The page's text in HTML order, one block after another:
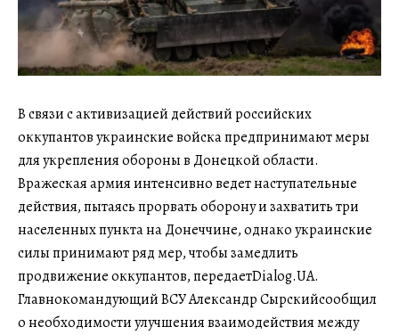
В связи с активизацией действий российских
оккупантов украинские войска предпринимают меры
для укрепления обороны в Донецкой области.
Вражеская армия интенсивно ведет наступательные
действия, пытаясь прорвать оборону и захватить три
населенных пункта на Донеччине, однако украинские
силы принимают ряд мер, чтобы замедлить
продвижение оккупантов, передаетDialog.UA.
Главнокомандующий ВСУ Александр Сырскийсообщил
о необходимости улучшения взаимодействия между